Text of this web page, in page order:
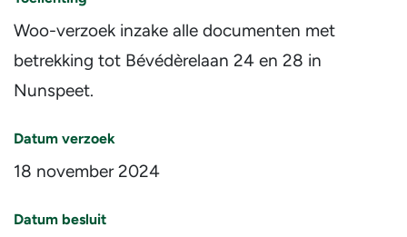
Woo-verzoek inzake alle documenten met
betrekking tot Bévédèrelaan 24 en 28 in
Nunspeet.
Datum verzoek
18 november 2024
Datum besluit